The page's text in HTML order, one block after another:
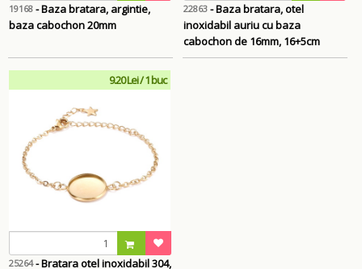
19168 - Baza bratara, argintie,
baza cabochon 20mm
22863- Baza bratara, otel
inoxidabil auriu cu baza
cabochon de 16mm, 16+5cm
9.20 Lei / 1 buc
25264- Bratara otel inoxidabil 304,